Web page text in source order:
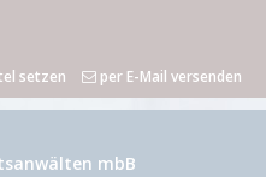
setzen per E-Mail versenden
mbB